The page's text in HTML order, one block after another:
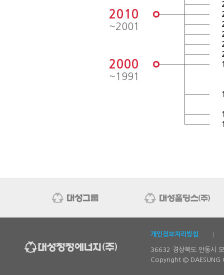
2010
~2001
2000
~1991
개인정보처리방침
36632 경상북도 안동시
Copyright © DAESUNG